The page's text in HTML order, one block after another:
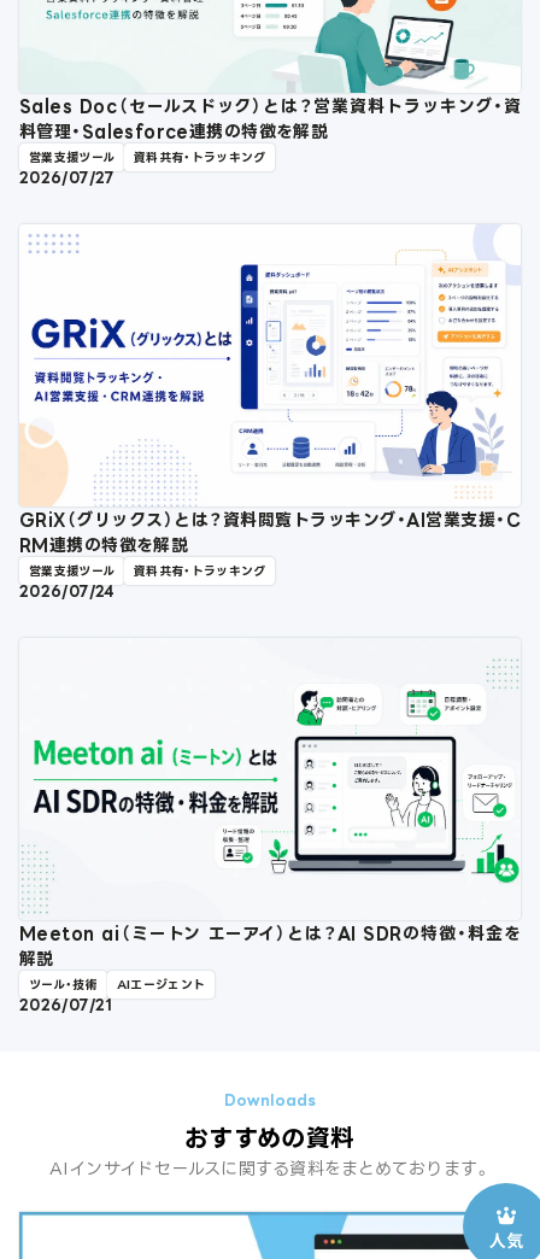
Sales Doc（セールスドック）とは？営業資料トラッキング・資
料管理・Salesforce連携の特徴を解説
営業支援ツール 資料共有・トラッキング
2026/07/27
GRiX（グリックス）とは？資料閲覧トラッキング・AI営業支援・C
RM連携の特徴を解説
営業支援ツール 資料共有・トラッキング
2026/07/24
Meeton ai（ミートン エーアイ）とは？AI SDRの特徴・料金を
解説
ツール・技術 AIエージェント
2026/07/21
おすすめの資料
AIインサイドセールスに関する資料をまとめております。